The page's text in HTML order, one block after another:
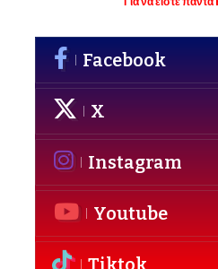
Facebook
X
Instagram
Youtube